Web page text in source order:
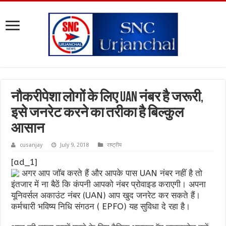
नौकरीपेशा लोगों के लिए UAN नंबर है जरूरी,
इसे जनरेट करने का तरीका है बिल्कुल
आसान
cusanjay July 9, 2018 राष्ट्रीय
[ad_1]
अगर आप जॉब करते हैं और आपके पास UAN नंबर नहीं है तो
इंतजार में ना बैठें कि कंपनी आपको नंबर प्रोवाइड कराएगी। अपना
यूनिवर्सल अकाउंट नंबर (UAN) आप खुद जनरेट कर सकते हैं।
कर्मचारी भविष्‍य निधि संगठन ( EPFO) यह सुविधा दे रहा है।